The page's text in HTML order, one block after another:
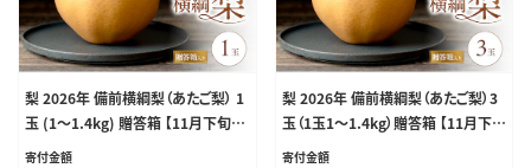
梨 2026年 備前横綱梨（あたご梨） 1
玉 (1～1.4kg) 贈答箱 【11月下旬～
12月中旬頃発送】ナシ なし 岡山県
寄付金額
梨 2026年 備前横綱梨（あたご梨）3
玉（1玉1～1.4kg）贈答箱 【11月下旬
～12月中旬頃発送】ナシ なし 岡山
寄付金額